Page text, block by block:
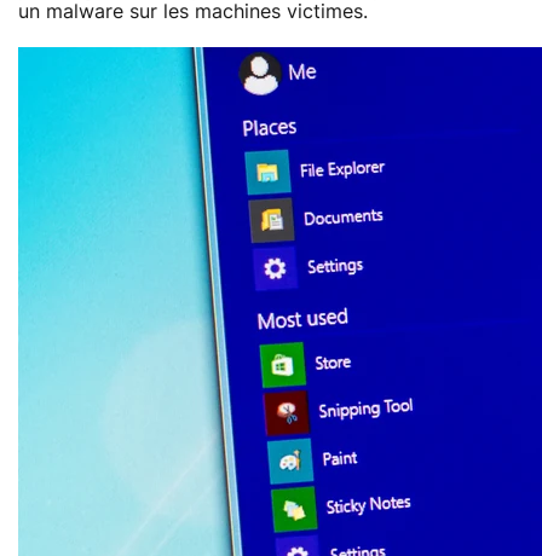
un malware sur les machines victimes.